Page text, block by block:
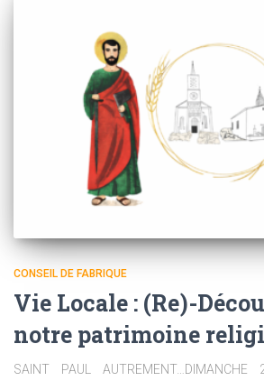
CONSEIL DE FABRIQUE
Vie Locale : (Re)-
notre patrimoine
SAINT PAUL